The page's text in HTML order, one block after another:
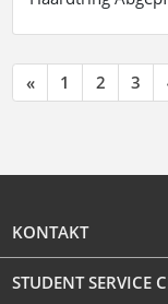
« 1 2 3
KONTAKT
STUDENT SERVICE